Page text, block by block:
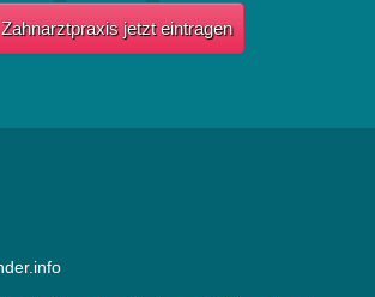
Zahnarztpraxis jetzt eintragen